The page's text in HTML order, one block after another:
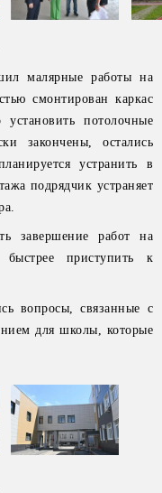
малярные работы на
смонтирован каркас
установить потолочные
закончены, остались
устранить в
подрядчик устраняет
завершение работ на
приступить к
вопросы, связанные с
для школы, которые